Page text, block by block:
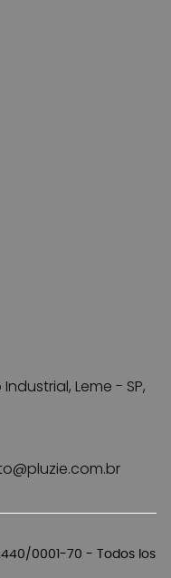
0001-70 - Todos los
Leme - SP,